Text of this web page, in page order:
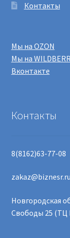
Контакты
Мы на OZON
Мы на
Вконтакте
Контакты
8(8162)63-77-08
zakaz@biznesr.ru
Новгородская
Свободы 25 (ТЦ